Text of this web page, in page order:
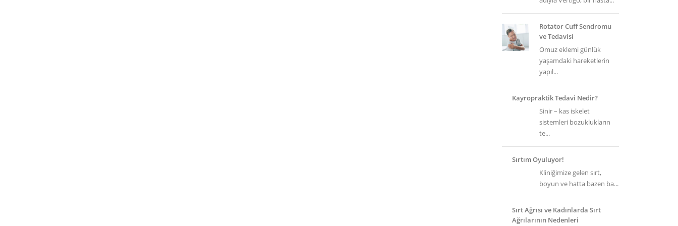
Rotator Cuff Sendromu
ve Tedavisi
Omuz eklemi günlük
yaşamdaki hareketlerin
yapıl...
Kayropraktik Tedavi Nedir?
Sinir – kas iskelet
sistemleri bozuklukların
te...
Sırtım Oyuluyor!
Kliniğimize gelen sırt,
boyun ve hatta bazen ba...
Sırt Ağrısı ve Kadınlarda Sırt
Ağrılarının Nedenleri